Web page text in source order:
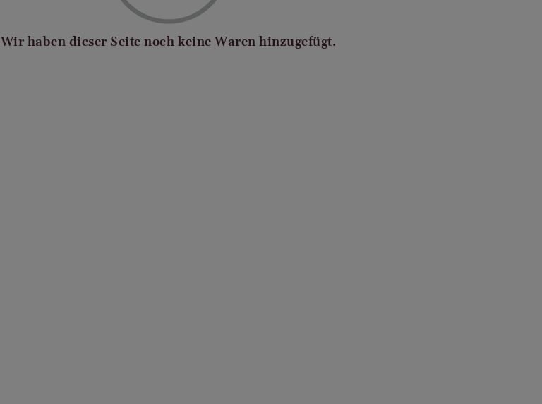
Wir haben dieser Seite noch keine Waren hinzugefügt.